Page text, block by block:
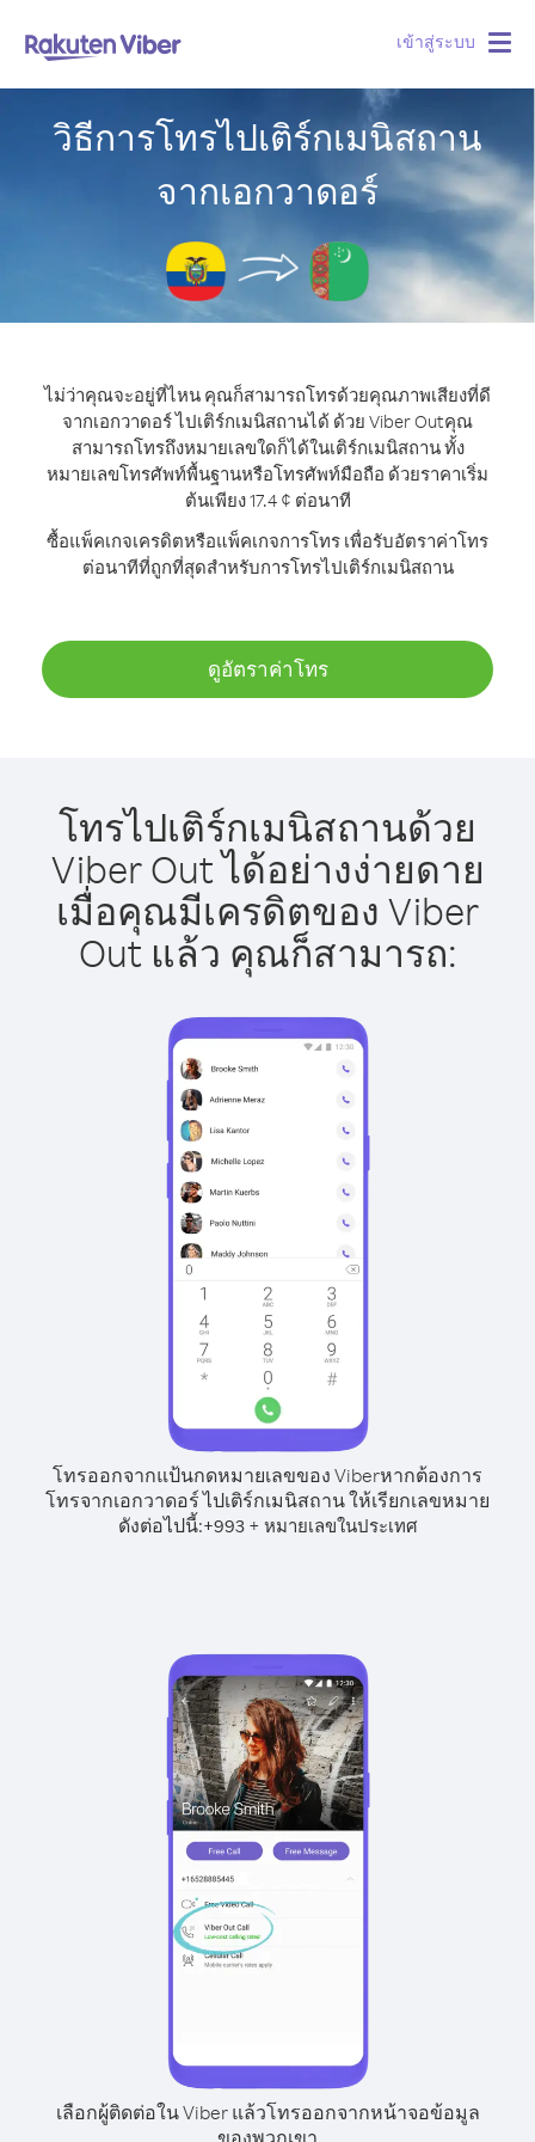
เข้าสู่ระบบ
วิธีการโทรไปเติร์กเมนิสถาน
จากเอกวาดอร์
ไม่ว่าคุณจะอยู่ที่ไหน คุณก็สามารถโทรด้วยคุณภาพเสียงที่ดี
จากเอกวาดอร์ ไปเติร์กเมนิสถานได้ ด้วย Viber Outคุณ
สามารถโทรถึงหมายเลขใดก็ได้ในเติร์กเมนิสถาน ทั้ง
หมายเลขโทรศัพท์พื้นฐานหรือโทรศัพท์มือถือ ด้วยราคาเริ่ม
ต้นเพียง 17.4 ¢ ต่อนาที
ซื้อแพ็คเกจเครดิตหรือแพ็คเกจการโทร เพื่อรับอัตราค่าโทร
ต่อนาทีที่ถูกที่สุดสำหรับการโทรไปเติร์กเมนิสถาน
ดูอัตราค่าโทร
โทรไปเติร์กเมนิสถานด้วย
Viber Out ได้อย่างง่ายดาย
เมื่อคุณมีเครดิตของ Viber
Out แล้ว คุณก็สามารถ:
โทรออกจากแป้นกดหมายเลขของ Viberหากต้องการ
โทรจากเอกวาดอร์ ไปเติร์กเมนิสถาน ให้เรียกเลขหมาย
ดังต่อไปนี้:+993+ หมายเลขในประเทศ
เลือกผู้ติดต่อใน Viber แล้วโทรออกจากหน้าจอข้อมูล
ของพวกเขา